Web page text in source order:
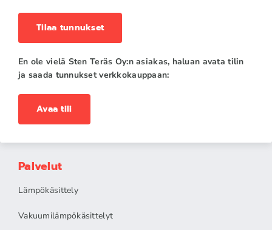
Tilaa tunnukset
En ole vielä Sten Teräs Oy:n asiakas, haluan avata tilin
ja saada tunnukset verkkokauppaan:
Avaa tili
Palvelut
Lämpökäsittely
Vakuumilämpökäsittelyt